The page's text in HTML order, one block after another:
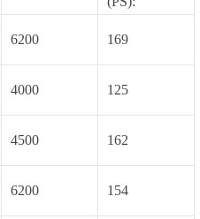
6200 169
4000 125
4500 162
6200 154